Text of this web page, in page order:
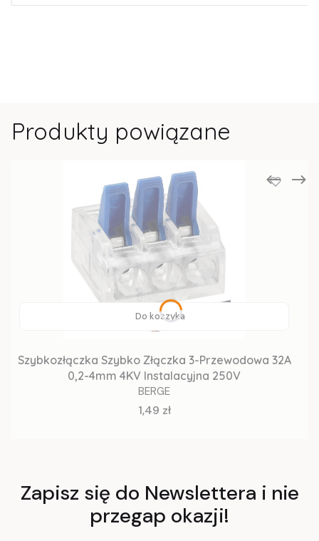
Produkty powiązane
Do koszyka
Szybkozłączka Szybko Złączka 3-Przewodowa 32A
0,2-4mm 4KV Instalacyjna 250V
BERGE
Cena
1,49 zł
Zapisz się do Newslettera i nie
przegap okazji!